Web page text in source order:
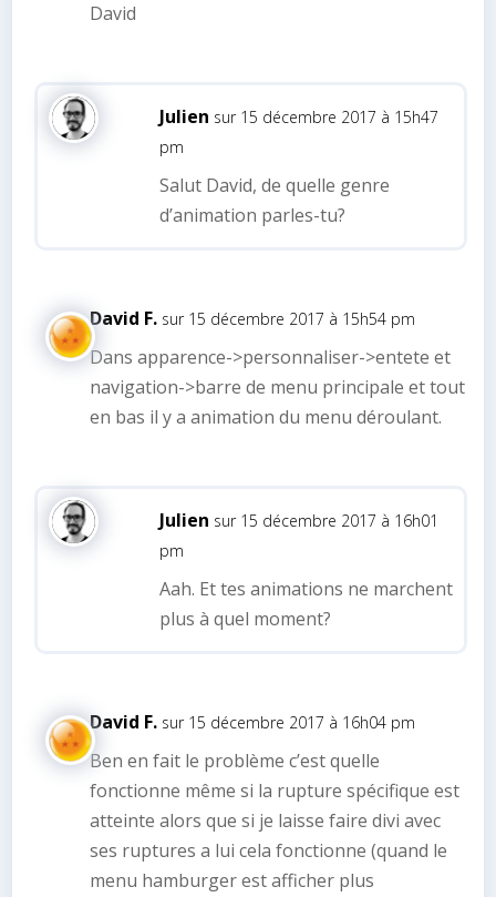
David
Julien sur 15 décembre 2017 à 15h47
pm
Salut David, de quelle genre
d’animation parles-tu?
David F. sur 15 décembre 2017 à 15h54 pm
Dans apparence->personnaliser->entete et
navigation->barre de menu principale et tout
en bas il y a animation du menu déroulant.
Julien sur 15 décembre 2017 à 16h01
pm
Aah. Et tes animations ne marchent
plus à quel moment?
David F. sur 15 décembre 2017 à 16h04 pm
Ben en fait le problème c’est quelle
fonctionne même si la rupture spécifique est
atteinte alors que si je laisse faire divi avec
ses ruptures a lui cela fonctionne (quand le
menu hamburger est afficher plus